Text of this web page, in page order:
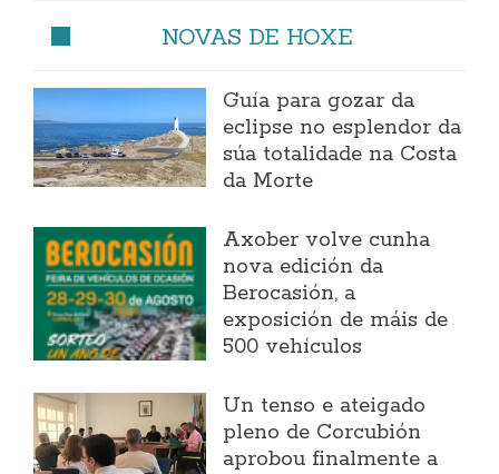
NOVAS DE HOXE
Guía para gozar da
eclipse no esplendor da
súa totalidade na Costa
da Morte
Axober volve cunha
nova edición da
Berocasión, a
exposición de máis de
500 vehículos
Un tenso e ateigado
pleno de Corcubión
aprobou finalmente a